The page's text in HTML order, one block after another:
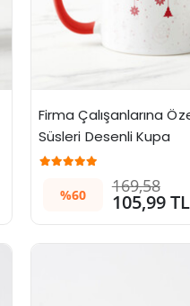
Firma Çalışanlarına
Süsleri Desenli Kupa
%60 169,58
105,99 TL